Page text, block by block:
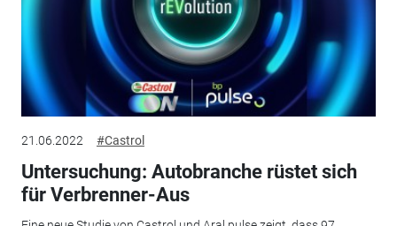
21.06.2022 #Castrol
Untersuchung: Autobranche rüstet sich
für Verbrenner-Aus